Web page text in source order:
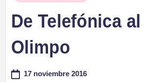
De Telefónica al
Olimpo
17 noviembre 2016